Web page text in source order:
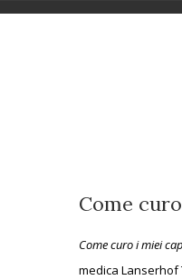
Come
Come curo i miei
medica